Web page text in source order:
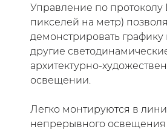
Управление по протоколу
пикселей на метр)
демонстрировать графику
другие
архитектурно-
освещении.
Легко монтируются в
непрерывного